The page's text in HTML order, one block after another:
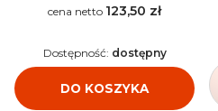
Cena 123,50 zł
DO KOSZYKA
Dostępność: dostępny